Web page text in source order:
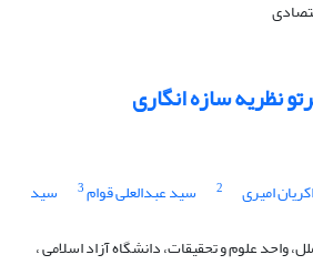
نظریه سازه انگاری
امیری 2 سید عبدالعلی قوام3 سید
واحد علوم و تحقیقات، دانشگاه آزاد اسلامی ،